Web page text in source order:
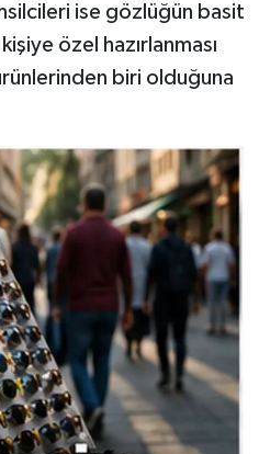
ise gözlüğün basit
özel hazırlanması
biri olduğuna